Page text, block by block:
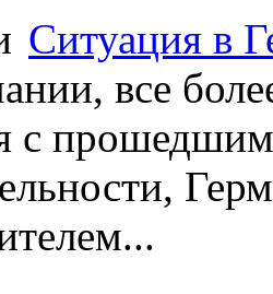
Ситуация в
все
с